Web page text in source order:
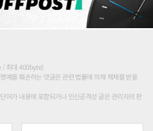
/ 최대 400byte)
예를 훼손하는 댓글은 관련 법률에 의해 제재를 받을
어가 내용에 포함되거나 인신공격성 글은 관리자의 판